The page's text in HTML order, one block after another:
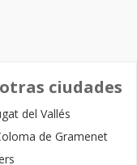
ciudades
del Vallés
de Gramenet